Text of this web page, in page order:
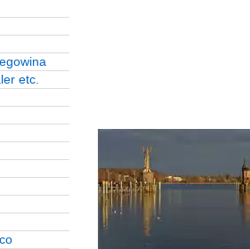
etc.